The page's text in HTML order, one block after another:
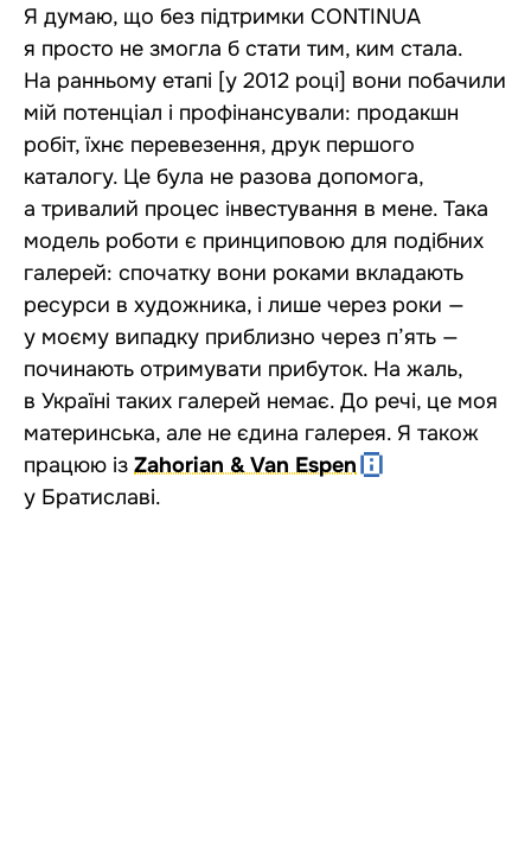
Я думаю, що без підтримки CONTINUA
я просто не змогла б стати тим, ким стала.
На ранньому етапі [у 2012 році] вони побачили
мій потенціал і профінансували: продакшн
робіт, їхнє перевезення, друк першого
каталогу. Це була не разова допомога,
а тривалий процес інвестування в мене. Така
модель роботи є принциповою для подібних
галерей: спочатку вони роками вкладають
ресурси в художника, і лише через роки —
у моєму випадку приблизно через п’ять —
починають отримувати прибуток. На жаль,
в Україні таких галерей немає. До речі, це моя
материнська, але не єдина галерея. Я також
працюю із Zahorian & Van Espen
у Братиславі.